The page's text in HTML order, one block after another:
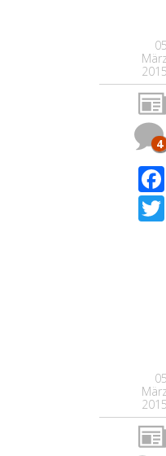
05
2015
4
05
2015